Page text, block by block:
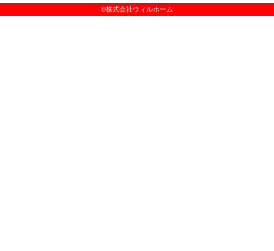
©株式会社ウィルホーム